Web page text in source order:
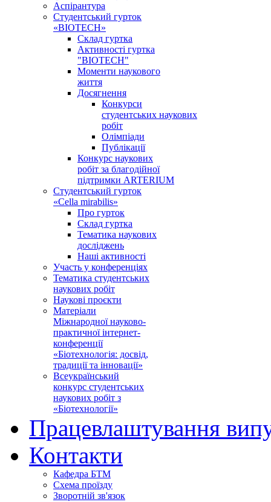
Аспірантура
Студентський гурток
«BIOTECH»
Склад гуртка
Активності гуртка
"BIOTECH"
Моменти наукового
життя
Досягнення
Конкурси
студентських наукових
робіт
Олімпіади
Публікації
Конкурс наукових
робіт за благодійної
підтримки ARTERIUM
Студентський гурток
«Cella mirabilis»
Про гурток
Склад гуртка
Тематика наукових
досліджень
Наші активності
Участь у конференціях
Тематика студентських
наукових робіт
Наукові проєкти
Матеріали
Міжнародної науково-
практичної інтернет-
конференції
«Біотехнологія: досвід,
традиції та інновації»
Всеукраїнський
конкурс студентських
наукових робіт з
«Біотехнології»
Працевлаштування
Контакти
Кафедра БТМ
Схема проїзду
Зворотній зв'язок